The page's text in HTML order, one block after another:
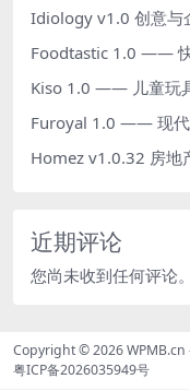
Idiology v1.0 创意与
Foodtastic 1.0 ——
Kiso 1.0 —— 儿童玩
Furoyal 1.0 —— 现代
Homez v1.0.32 房地
近期评论
您尚未收到任何评论。
Copyright © 2026WPMB.cn
粤ICP备2026035949号